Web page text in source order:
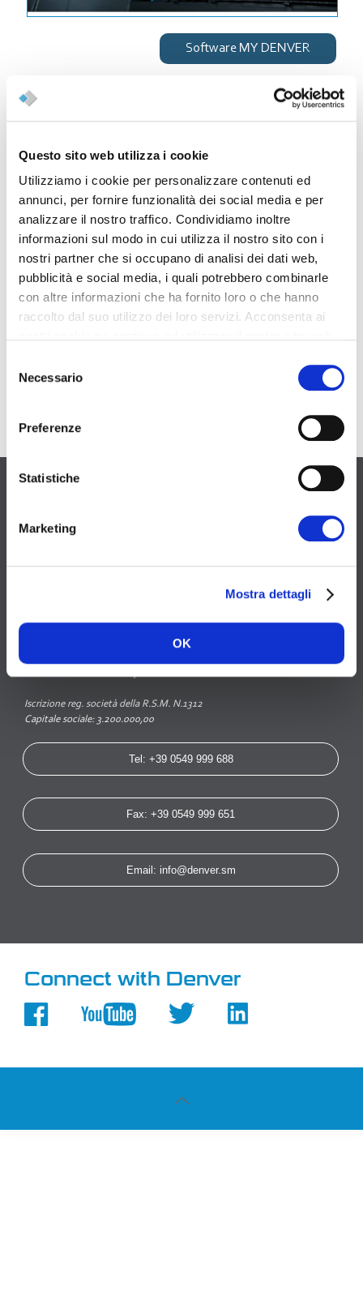
Questo sito web utilizza i cookie
Utilizziamo i cookie per personalizzare contenuti ed
annunci, per fornire funzionalità dei social media e per
analizzare il nostro traffico. Condividiamo inoltre
informazioni sul modo in cui utilizza il nostro sito con i
nostri partner che si occupano di analisi dei dati web,
pubblicità e social media, i quali potrebbero combinarle
con altre informazioni che ha fornito loro o che hanno
raccolto dal suo utilizzo dei loro servizi. Acconsenta ai
delNecessario
Preferenze
Statistiche
Marketing
Mostra dettagli
OK
Software MY DENVER
Prenota la tua
Demo
Guarda le nostre macchine in funzione
Denver ti offre la possibilità di entrare direttamente da casa tua
nel solution center aziendale e di visionare on line la gamma
pressoché infinita di lavorazioni possibili sulle nostra macchine,
dialogando in diretta con i nostri tecnici e seguendo passo a passo
modello che ti interessa e sarai contattato per fissare insieme
Prenota ora
Iscrizione reg. società della R.S.M. N.1312
Capitale sociale: 3.200.000,00
Tel: +39 0549 999 688
Fax: +39 0549 999 651
Email: info@denver.sm
Connect with Denver